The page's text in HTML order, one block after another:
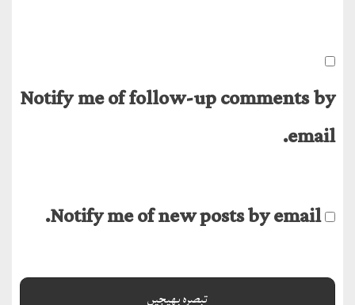
Notify me of follow-up comments by
email.
Notify me of new posts by email.